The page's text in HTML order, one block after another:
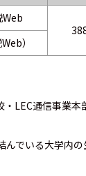
Web
）
LEC通信事業
でいる大学内